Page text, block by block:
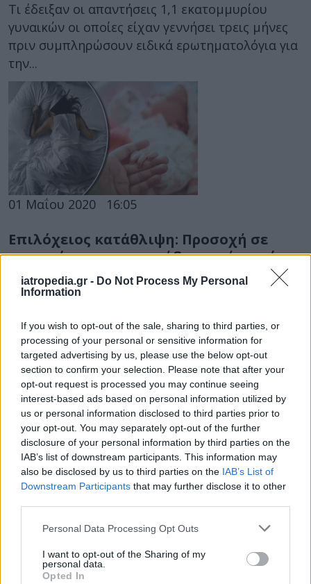
iatropedia.gr - Do Not Process My Personal
Information
If you wish to opt-out of the sale, sharing to third parties, or
processing of your personal or sensitive information for
targeted advertising by us, please use the below opt-out
section to confirm your selection. Please note that after your
opt-out request is processed you may continue seeing
interest-based ads based on personal information utilized by
us or personal information disclosed to third parties prior to
your opt-out. You may separately opt-out of the further
disclosure of your personal information by third parties on the
IAB’s list of downstream participants. This information may
also be disclosed by us to third parties on the IAB’s List of
Downstream Participants that may further disclose it to other
Personal Data Processing Opt Outs
I want to opt-out of the Sharing of my
personal data.
Opted In
Τι έδειξαν οι απαντήσεις 1,1 εκατομμυρίου
γυναικών οι οποίες είχαν γεννήσει τρεις μήνες
πριν συμπληρώσουν ειδικά ερωτηματολόγια για
την...
01 Μαΐου 2020 16:05
Επιλόχειος κατάθλιψη: Προσοχή σε
συμπτώματα και σημάδια μετά τη γέννα
Η επιλόχειος κατάθλιψη είναι ένας τύπος
κατάθλιψης που αντιμετωπίζουν μερικές
μητέρες μετά τη γέννηση του μωρού τους.
20 Μαρτίου 2019 10:00
Επιλόχειος κατάθλιψη: Εγκρίθηκε το
πρώτο φάρμακο
Το πρώτο φάρμακο που είναι ειδικά
σχεδιασμένο για τις γυναίκες με κατάθλιψη μετά
τον τοκετό, ενέκρινε η αρμόδια Αρχή...